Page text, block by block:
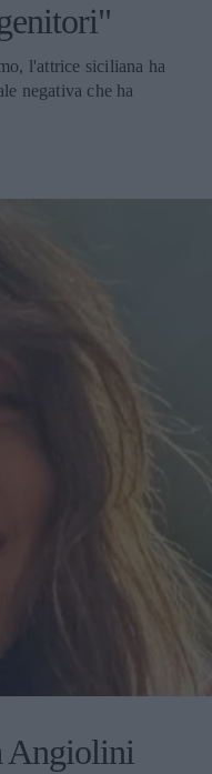
l'attrice siciliana ha
negativa che ha
Angiolini